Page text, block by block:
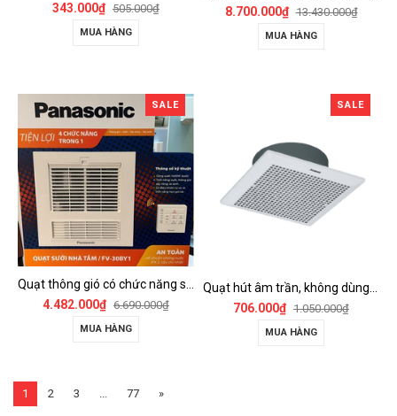
343.000₫ 505.000₫
MUA HÀNG
8.700.000₫ 13.430.000₫
MUA HÀNG
SALE
4.482.000₫ 6.690.000₫
MUA HÀNG
SALE
Quạt hút âm trần, không dùng ống dẫn Panasonic - FV-25TGU6
706.000₫ 1.050.000₫
MUA HÀNG
1 2 3 ... 77 »